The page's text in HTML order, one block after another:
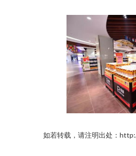
如若转载，请注明出处：